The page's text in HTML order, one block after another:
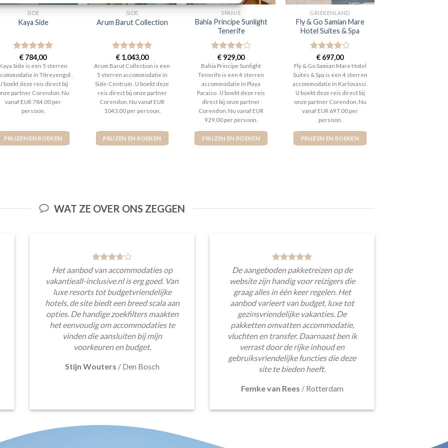
SIDE
Kaya Side
Gewaardeerd
5uit 5
€ 784,00
Side is een 5 sterren
in Titreyengol .
boekt deze reis direct bij
partner Corendon. Nu
vanaf EUR 784.00 per
persoon.
PRIJZEN EN BOEKEN
SIDE
Arum Barut Collection
Gewaardeerd
5uit 5
€1.043,00
Arum Barut Collection is een
5 sterren accommodatie in
Side-Centrum . U boekt deze
reis direct bij onze partner
Corendon. Nu vanaf EUR
1043.00 per persoon.
PRIJZEN EN BOEKEN
SPANJE
Bahia Principe Sunlight
Tenerife
Gewaardeerd
4uit 5
€ 929,00
Bahia Principe Sunlight
Tenerife is een 4 sterren
accommodatie in Playa
Paraiso . U boekt deze reis
direct bij onze partner
Corendon. Nu vanaf EUR
929.00 per persoon.
PRIJZEN EN BOEKEN
GRIEKENLAND
Fly & Go Samian Mare
Hotel Suites & Spa
Gewaardeerd
4uit 5
€ 697,00
Fly & Go Samian Mare Hotel
Suites & Spa is een 4 sterren
accommodatie in Karlovassi .
U boekt deze reis direct bij
onze partner Corendon. Nu
vanaf EUR 697.00 per
persoon.
PRIJZEN EN BOEKEN
WAT ZE OVER ONS ZEGGEN
Het aanbod van accommodaties op
vakantieall-inclusive.nl is erg goed. Van
luxe resorts tot budgetvriendelijke
hotels, de site biedt een breed scala aan
opties. De handige zoekfilters maakten
het eenvoudig om accommodaties te
vinden die aansluiten bij mijn
voorkeuren en budget.
Stijn Wouters / Den Bosch
De aangeboden pakketreizen op de
website zijn handig voor reizigers die
graag alles in één keer regelen. Het
aanbod varieert van budget, luxe tot
gezinsvriendelijke vakanties. De
pakketten omvatten accommodatie,
vluchten en transfer. Daarnaast ben ik
verrast door de rijke inhoud en
gebruiksvriendelijke functies die deze
site te bieden heeft.
Femke van Rees / Rotterdam